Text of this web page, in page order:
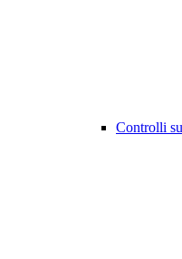
Controlli